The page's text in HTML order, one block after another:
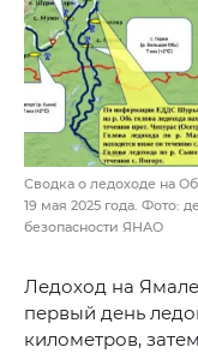
Сводка о ледоходе на
19 мая 2025 года. Фото:
безопасности ЯНАО
Ледоход на Ямале
первый день
километров,